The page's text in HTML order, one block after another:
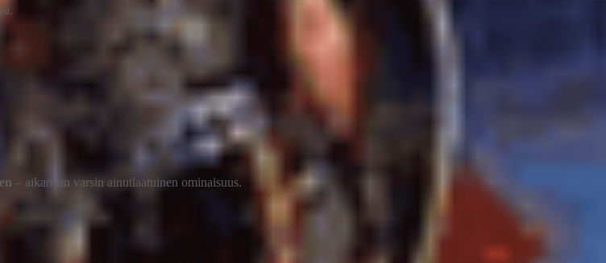
– aikanaan varsin ainutlaatuinen ominaisuus.